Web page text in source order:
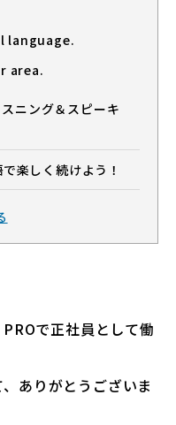
language.
area.
ニング＆スピーキ
楽しく続けよう！
で正社員として働
ありがとうございま